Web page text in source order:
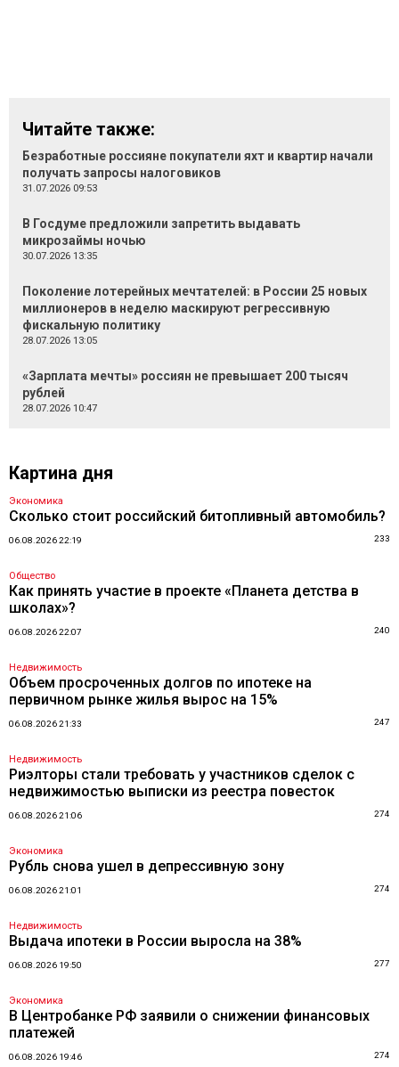
Читайте также:
Безработные россияне покупатели яхт и квартир начали
получать запросы налоговиков
31.07.2026 09:53
В Госдуме предложили запретить выдавать
микрозаймы ночью
30.07.2026 13:35
Поколение лотерейных мечтателей: в России 25 новых
миллионеров в неделю маскируют регрессивную
фискальную политику
28.07.2026 13:05
«Зарплата мечты» россиян не превышает 200 тысяч
рублей
28.07.2026 10:47
Картина дня
Экономика
Сколько стоит российский битопливный автомобиль?
06.08.2026 22:19 233
Общество
Как принять участие в проекте «Планета детства в
школах»?
06.08.2026 22:07 240
Недвижимость
Объем просроченных долгов по ипотеке на
первичном рынке жилья вырос на 15%
06.08.2026 21:33 247
Недвижимость
Риэлторы стали требовать у участников сделок с
недвижимостью выписки из реестра повесток
06.08.2026 21:06 274
Экономика
Рубль снова ушел в депрессивную зону
06.08.2026 21:01 274
Недвижимость
Выдача ипотеки в России выросла на 38%
06.08.2026 19:50 277
Экономика
В Центробанке РФ заявили о снижении финансовых
платежей
06.08.2026 19:46 274